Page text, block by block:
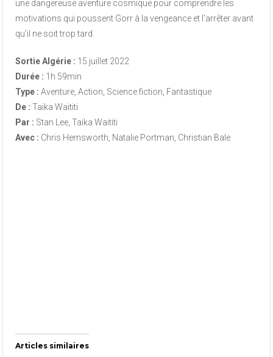
une dangereuse aventure cosmique pour comprendre les
motivations qui poussent Gorr à la vengeance et l’arrêter avant
qu’il ne soit trop tard.
Sortie Algérie : 15 juillet 2022
Durée : 1h 59min
Type : Aventure, Action, Science fiction, Fantastique
De : Taika Waititi
Par : Stan Lee, Taika Waititi
Avec : Chris Hemsworth, Natalie Portman, Christian Bale
Articles similaires